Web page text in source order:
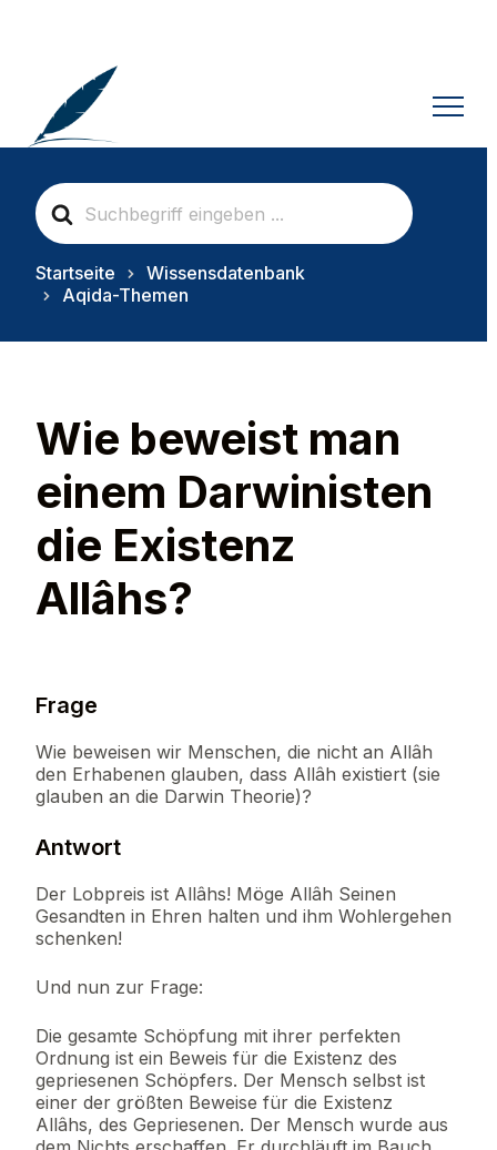
S
e
a
c
o
Startseite
Wissensdatenbank
Aqida-Themen
Wie beweist man
einem Darwinisten
die Existenz
Allâhs?
Frage
Wie beweisen wir Menschen, die nicht an Allâh
den Erhabenen glauben, dass Allâh existiert (sie
glauben an die Darwin Theorie)?
Antwort
Der Lobpreis ist Allâhs! Möge Allâh Seinen
Gesandten in Ehren halten und ihm Wohlergehen
schenken!
Und nun zur Frage:
Die gesamte Schöpfung mit ihrer perfekten
Ordnung ist ein Beweis für die Existenz des
gepriesenen Schöpfers. Der Mensch selbst ist
einer der größten Beweise für die Existenz
Allâhs, des Gepriesenen. Der Mensch wurde aus